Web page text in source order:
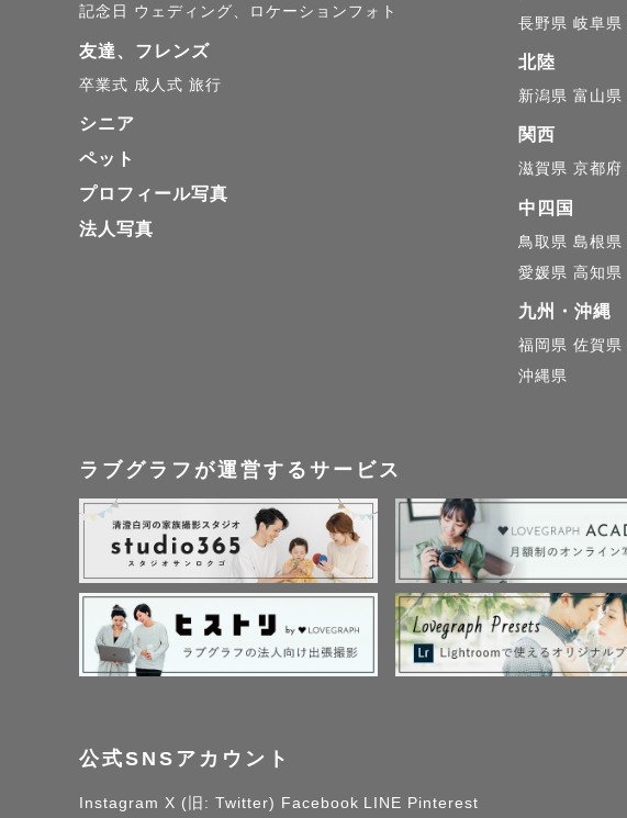
記念日 ウェディング、ロケーションフォト
友達、フレンズ
卒業式 成人式 旅行
シニア
ペット
プロフィール写真
法人写真
長野県 岐阜県
北陸
新潟県 富山県
関西
滋賀県 京都府
中四国
鳥取県 島根県
愛媛県 高知県
九州・沖縄
福岡県 佐賀県
沖縄県
ラブグラフが運営するサービス
公式SNSアカウント
Instagram X (旧: Twitter) Facebook LINE Pinterest